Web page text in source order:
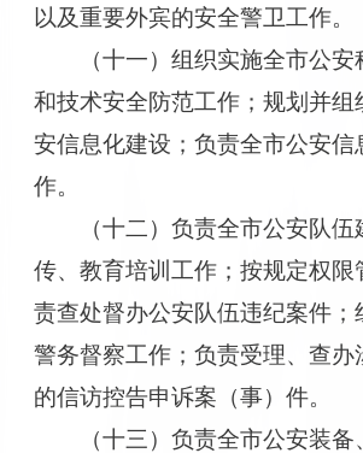
以及重要外宾的安全警卫工作。
（十一）组织实施全市公
和技术安全防范工作；规划并组
安信息化建设；负责全市公安信
作。
（十二）负责全市公安队
传、教育培训工作；按规定权限
责查处督办公安队伍违纪案件；
警务督察工作；负责受理、查办
的信访控告申诉案（事）件。
（十三）负责全市公安装